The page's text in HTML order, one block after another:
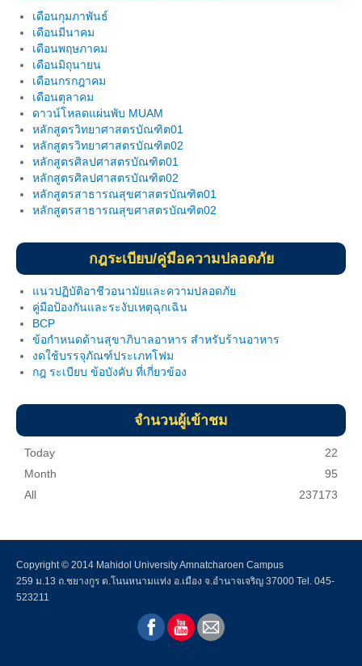
ผลงานโครงการวิจัย
ผลงานวิจัยนำเสนอ
ประกาศ
link
แบบฟอร์ม MOU
แบบฟอร์ม MTA
คู่มือความปลอดภัยในห้องปฏิบัติการ
ประกาศ
Download แบบฟอร์ม
ผลงานวิจัยในพื้นที่
ฐานข้อมูลบริการวิชาการ
การดำเนินการภารกิจบริการวิชาการ
องค์ความรู้บริการวิชาการ
Intranet
เดือนกุมภาพันธ์
เดือนมีนาคม
เดือนพฤษภาคม
เดือนมิถุนายน
เดือนกรกฎาคม
เดือนตุลาคม
ดาวน์โหลดแผ่นพับ MUAM
หลักสูตรวิทยาศาสตรบัณฑิต01
หลักสูตรวิทยาศาสตรบัณฑิต02
หลักสูตรศิลปศาสตรบัณฑิต01
หลักสูตรศิลปศาสตรบัณฑิต02
หลักสูตรสาธารณสุขศาสตรบัณฑิต01
หลักสูตรสาธารณสุขศาสตรบัณฑิต02
กฎระเบียบ/คู่มือความปลอดภัย
แนวปฏิบัติอาชีวอนามัยและความปลอดภัย
คู่มือป้องกันและระงับเหตุฉุกเฉิน
BCP
ข้อกำหนดด้านสุขาภิบาลอาหาร สำหรับร้านอาหาร
งดใช้บรรจุภัณฑ์ประเภทโฟม
กฎ ระเบียบ ข้อบังคับ ที่เกี่ยวข้อง
จำนวนผู้เข้าชม
Today
22
Month
95
All
237173
Copyright © 2014 Mahidol University Amnatcharoen Campus
259 ม.13 ถ.ชยางกูร ต.โนนหนามแท่ง อ.เมือง จ.อำนาจเจริญ 37000 Tel. 045-
523211